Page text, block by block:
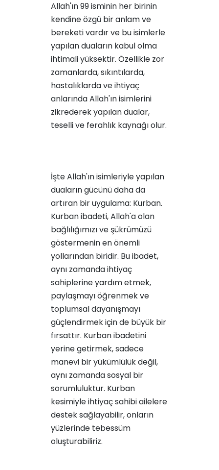
Allah'ın 99 isminin her birinin
kendine özgü bir anlam ve
bereketi vardır ve bu isimlerle
yapılan duaların kabul olma
ihtimali yüksektir. Özellikle zor
zamanlarda, sıkıntılarda,
hastalıklarda ve ihtiyaç
anlarında Allah'ın isimlerini
zikrederek yapılan dualar,
teselli ve ferahlık kaynağı olur.
İşte Allah'ın isimleriyle yapılan
duaların gücünü daha da
artıran bir uygulama: Kurban.
Kurban ibadeti, Allah'a olan
bağlılığımızı ve şükrümüzü
göstermenin en önemli
yollarından biridir. Bu ibadet,
aynı zamanda ihtiyaç
sahiplerine yardım etmek,
paylaşmayı öğrenmek ve
toplumsal dayanışmayı
güçlendirmek için de büyük bir
fırsattır. Kurban ibadetini
yerine getirmek, sadece
manevi bir yükümlülük değil,
aynı zamanda sosyal bir
sorumluluktur. Kurban
kesimiyle ihtiyaç sahibi ailelere
destek sağlayabilir, onların
yüzlerinde tebessüm
oluşturabiliriz.